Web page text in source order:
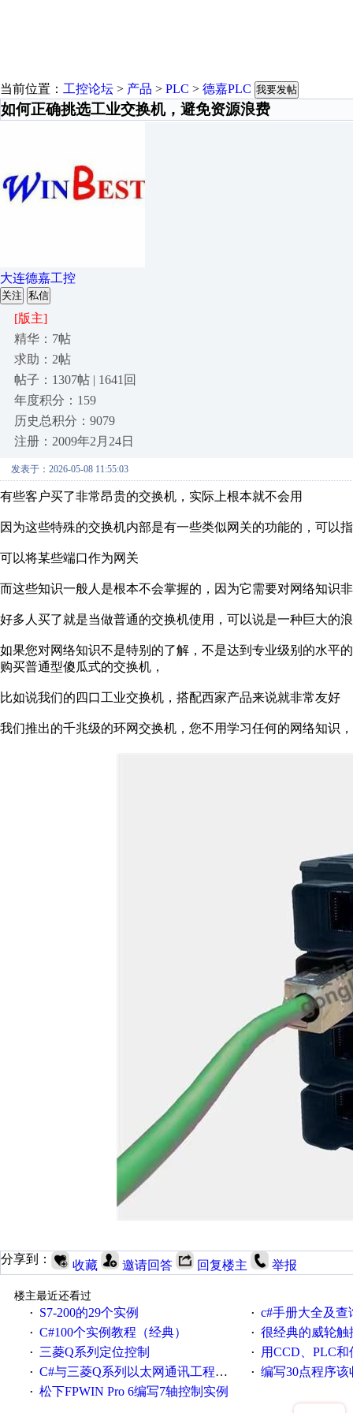
当前位置： 工控论坛 > 产品 > PLC > 德嘉PLC 我要发帖
如何正确挑选工业交换机，避免资源浪费
大连德嘉工控
关注 私信
[版主]
精华：7帖
求助：2帖
帖子：1307帖 | 1641回
年度积分：159
历史总积分：9079
注册：2009年2月24日
发表于：2026-05-08 11:55:03
有些客户买了非常昂贵的交换机，实际上根本就不会用
因为这些特殊的交换机内部是有一些类似网关的功能的，可以
可以将某些端口作为网关
而这些知识一般人是根本不会掌握的，因为它需要对网络知识
好多人买了就是当做普通的交换机使用，可以说是一种巨大的
如果您对网络知识不是特别的了解，不是达到专业级别的水平
购买普通型傻瓜式的交换机，
比如说我们的四口工业交换机，搭配西家产品来说就非常友好
我们推出的千兆级的环网交换机，您不用学习任何的网络知识
分享到： 收藏 邀请回答 回复楼主 举报
楼主最近还看过
·
S7-200的29个实例 · c#手册大全及查
· C#100个实例教程（经典） · 很经典的威轮触
· 三菱Q系列定位控制 · 用CCD、PLC
· C#与三菱Q系列以太网通讯工程代码 · 编写30点程序
· 松下FPWIN Pro 6编写7轴控制实例